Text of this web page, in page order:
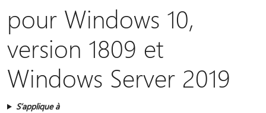
pour Windows 10,
version 1809 et
Windows Server 2019
S’applique à